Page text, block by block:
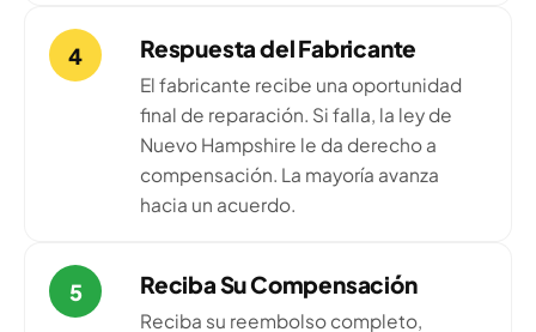
4 Respuesta del Fabricante
El fabricante recibe una oportunidad
final de reparación. Si falla, la ley de
Nuevo Hampshire le da derecho a
compensación. La mayoría avanza
hacia un acuerdo.
5 Reciba Su Compensación
Reciba su reembolso completo,